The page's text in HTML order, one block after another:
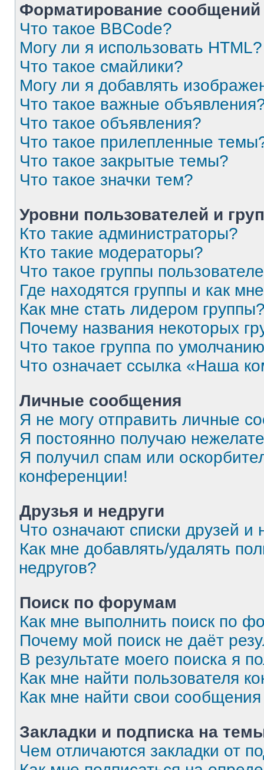
Форматирование
Что такое BBCode?
Могу ли я использовать HTML?
Что такое смайлики?
Могу ли я добавлять
Что такое важные
Что такое объявления?
Что такое прилепленные
Что такое закрытые темы?
Что такое значки тем?
Уровни пользователей и
Кто такие администраторы?
Кто такие модераторы?
Что такое группы
Где находятся группы и как
Как мне стать лидером
Почему названия некоторых
Что такое группа по
Что означает ссылка «Наша
Личные сообщения
Я не могу отправить личные
Я постоянно получаю
Я получил спам или
конференции!
Друзья и недруги
Что означают списки друзей и
Как мне добавлять/удалять
недругов?
Поиск по форумам
Как мне выполнить поиск по
Почему мой поиск не даёт
В результате моего поиска я
Как мне найти пользователя
Как мне найти свои
Закладки и подписка на
Чем отличаются закладки от